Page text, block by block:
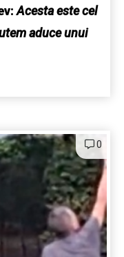
Acesta este cel
aduce unui
0